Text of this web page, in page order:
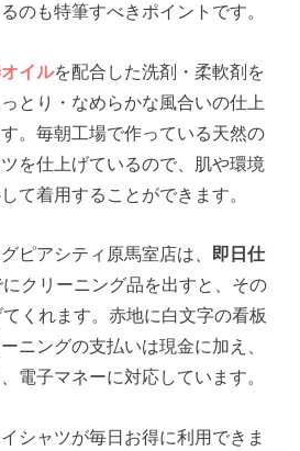
のも特筆すべきポイントです。
イルを配合した洗剤・柔軟剤を
とり・なめらかな風合いの仕上
。毎朝工場で作っている天然の
を仕上げているので、肌や環境
て着用することができます。
ピアシティ原馬室店は、
即日仕
クリーニング品を出すと、その
くれます。赤地に白文字の看板
ニングの支払いは現金に加え、
電子マネーに対応しています。
シャツが毎日お得に利用できま